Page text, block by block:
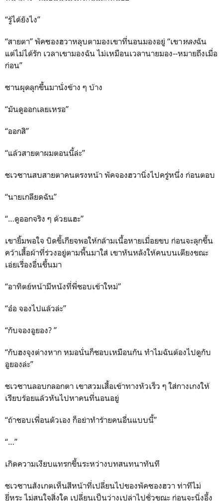
“รู้ได้ยังไง”
“สายตา” พัคซองฮวาหลุบตามองเขาที่นอนมองอยู่ “เขาหลงฉัน
แต่ไม่ได้รัก เวลาเขามองฉัน ไม่เหมือนเวลานายมอง--หมายถึงเมื่อ
ก่อน”
ซานผุดลุกขึ้นมานั่งข้าง ๆ บ้าง
“มันดูออกเลยเหรอ”
“ออกสิ”
“แล้วสายตาผมตอนนี้ล่ะ”
ชเวซานสบสายตาคนตรงหน้า พัคจองฮวานิ่งไปครู่หนึ่ง ก่อนตอบ
“นายเกลียดฉัน”
“…ดูออกจริง ๆ ด้วยแฮะ”
เขายิ้มพอใจ บิดขี้เกียจพอให้กล้ามเนื้อหายเมื่อยขบ ก่อนจะลุกขึ้น
คว้าเสื้อผ้าที่ร่วงอยู่ตามพื้นมาใส่ เขาหันหลังให้คนบนเตียงขณะ
เอ่ยเรื่องอื่นขึ้นมา
“อาทิตย์หน้ามีหนังที่พี่ชอบเข้าใหม่”
“อ๋อ จองไปแล้วล่ะ”
“กับจองอูยอง? ”
“กับฮงจุงต่างหาก หมอนั่นก็ชอบเหมือนกัน ทำไมฉันต้องไปดูกับ
อูยองล่ะ”
ชเวซานลอบกลอกตา เขาสวมเสื้อเข้าทางหัวเร็ว ๆ ใส่กางเกงให้
เรียบร้อยแล้วหันไปหาคนที่นอนอยู่
“ถ้าชอบเพื่อนตัวเอง ก็อย่าทำร้ายคนอื่นแบบนี้”
“…”
เกิดความเงียบแทรกขึ้นระหว่างบทสนทนาทันที
ชเวซานสังเกตเห็นสีหน้าที่เปลี่ยนไปของพัคซองฮวา ท่าทีไม่
ยี่หระ ไม่สนใจสิ่งใด เปลี่ยนเป็นว่างเปล่าไปชั่วขณะ ก่อนจะนิ่งอึ้ง